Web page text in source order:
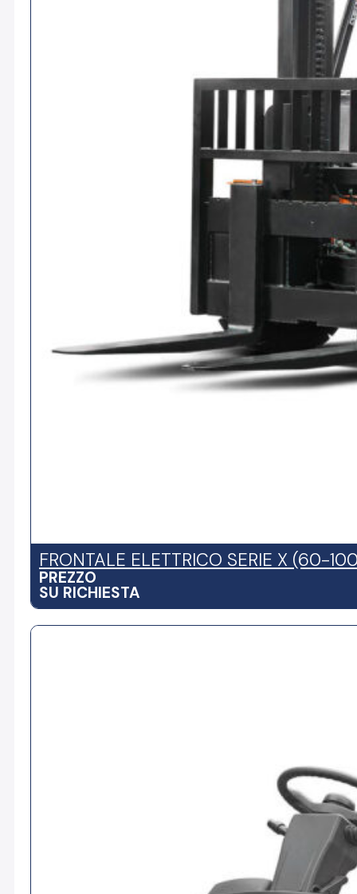
FRONTALE ELETTRICO SERIE X (60-
PREZZO
SU RICHIESTA